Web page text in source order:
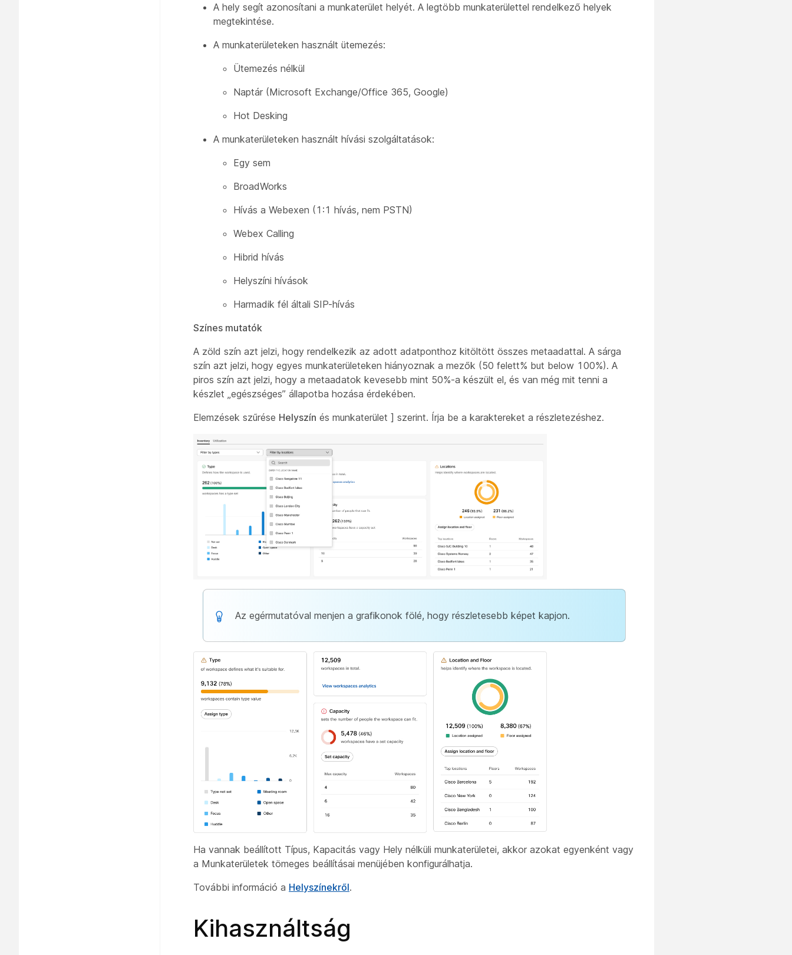
A hely segít azonosítani a munkaterület helyét. A legtöbb munkaterülettel rendelkező helyek
megtekintése.
A munkaterületeken használt ütemezés:
Ütemezés nélkül
Naptár (Microsoft Exchange/Office 365, Google)
Hot Desking
A munkaterületeken használt hívási szolgáltatások:
Egy sem
BroadWorks
Hívás a Webexen (1:1 hívás, nem PSTN)
Webex Calling
Hibrid hívás
Helyszíni hívások
Harmadik fél általi SIP-hívás
Színes mutatók
A zöld szín azt jelzi, hogy rendelkezik az adott adatponthoz kitöltött összes metaadattal. A sárga
szín azt jelzi, hogy egyes munkaterületeken hiányoznak a mezők (50 felett% but below 100%). A
piros szín azt jelzi, hogy a metaadatok kevesebb mint 50%-a készült el, és van még mit tenni a
készlet „egészséges” állapotba hozása érdekében.
Elemzések szűrése Helyszín és munkaterület ] szerint. Írja be a karaktereket a részletezéshez.
Az egérmutatóval menjen a grafikonok fölé, hogy részletesebb képet kapjon.
Ha vannak beállított Típus, Kapacitás vagy Hely nélküli munkaterületei, akkor azokat egyenként vagy
a Munkaterületek tömeges beállításai menüjében konfigurálhatja.
További információ a Helyszínekről.
Kihasználtság